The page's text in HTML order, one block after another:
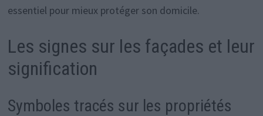
essentiel pour mieux protéger son domicile.
Les signes sur les façades et leur
signification
Symboles tracés sur les propriétés